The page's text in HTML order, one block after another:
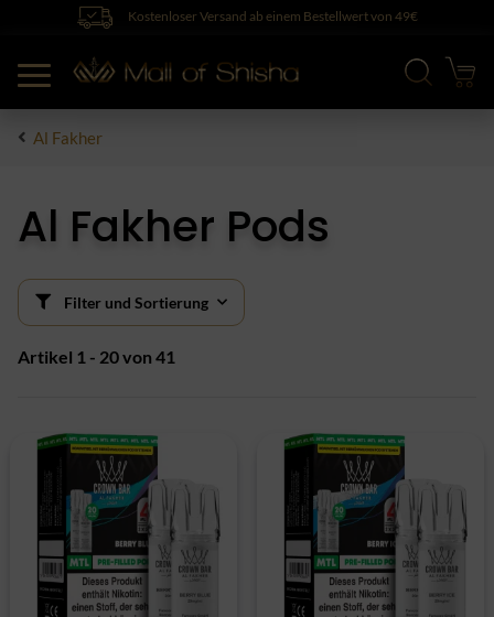
Kostenloser Versand ab einem Bestellwert von 49€
Al Fakher
Al Fakher Pods
Filter und Sortierung
Artikel 1 - 20 von 41